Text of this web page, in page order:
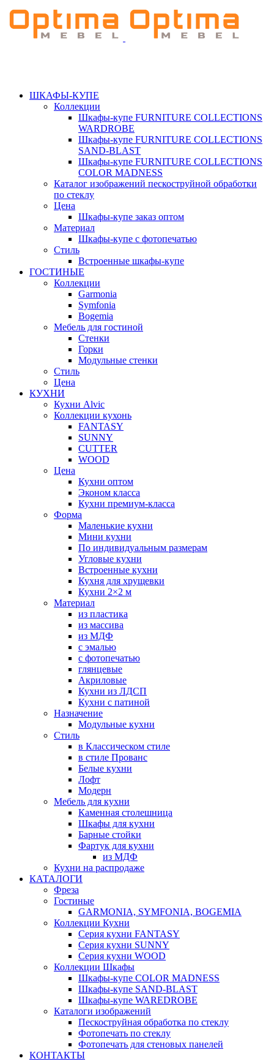
ШКАФЫ-КУПЕ
Коллекции
Шкафы-купе FURNITURE COLLECTIONS
WARDROBE
Шкафы-купе FURNITURE COLLECTIONS
SAND-BLAST
Шкафы-купе FURNITURE COLLECTIONS
COLOR MADNESS
Каталог изображений пескоструйной обработки
по стеклу
Цена
Шкафы-купе заказ оптом
Материал
Шкафы-купе с фотопечатью
Стиль
Встроенные шкафы-купе
ГОСТИНЫЕ
Коллекции
Garmonia
Symfonia
Bogemia
Мебель для гостиной
Стенки
Горки
Модульные стенки
Стиль
Цена
КУХНИ
Кухни Alvic
Коллекции кухонь
FANTASY
SUNNY
CUTTER
WOOD
Цена
Кухни оптом
Эконом класса
Кухни премиум-класса
Форма
Маленькие кухни
Мини кухни
По индивидуальным размерам
Угловые кухни
Встроенные кухни
Кухня для хрущевки
Кухни 2×2 м
Материал
из пластика
из массива
из МДФ
с эмалью
с фотопечатью
глянцевые
Акриловые
Кухни из ЛДСП
Кухни с патиной
Назначение
Модульные кухни
Стиль
в Классическом стиле
в стиле Прованс
Белые кухни
Лофт
Модерн
Мебель для кухни
Каменная столешница
Шкафы для кухни
Барные стойки
Фартук для кухни
из МДФ
Кухни на распродаже
КАТАЛОГИ
Фреза
Гостиные
GARMONIA, SYMFONIA, BOGEMIA
Коллекции Кухни
Серия кухни FANTASY
Серия кухни SUNNY
Серия кухни WOOD
Коллекции Шкафы
Шкафы-купе COLOR MADNESS
Шкафы-купе SAND-BLAST
Шкафы-купе WAREDROBE
Каталоги изображений
Пескоструйная обработка по стеклу
Фотопечать по стеклу
Фотопечать для стеновых панелей
КОНТАКТЫ